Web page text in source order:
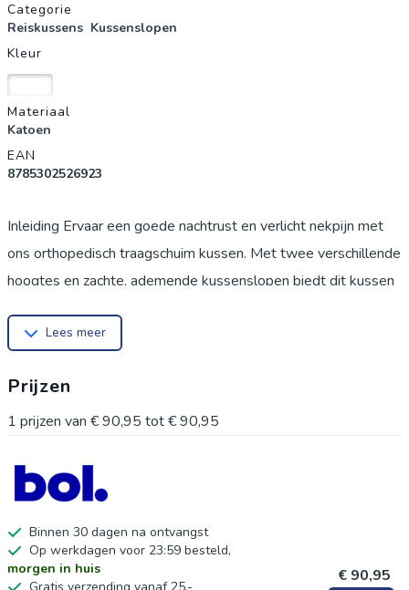
Productgegevens
Categorie
Reiskussens Kussenslopen
Kleur
Materiaal
Katoen
EAN
8785302526923
Inleiding Ervaar een goede nachtrust en verlicht nekpijn met
ons orthopedisch traagschuim kussen. Met twee verschillende
hoogtes en zachte, ademende kussenslopen biedt dit kussen
Voordelen:
Verstelbare hoogte voor alle slaapstijlen
Langzame terugslag voor diepe slaap
Uitstekende vochtopname en ademend vermogen
Ervaar de voordelen van dit kussen met traagschuim dat zich
aanpast aan je lichaam en je de hele nacht comfortabel houdt.
Het biedt de juiste ondersteuning voor verschillende
slaaphoudingen en verlicht nekpijn effectief. De ademende
Lees meer
Prijzen
1 prijzen van € 90,95 tot€ 90,95
Binnen 30 dagen na ontvangst
Op werkdagen voor 23:59 besteld,
morgen in huis
€ 90,95